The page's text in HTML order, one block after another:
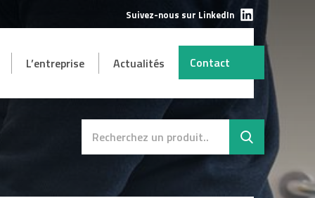
AUTRES
L’entreprise Actualités Contact
Suivez-nous sur LinkedIn